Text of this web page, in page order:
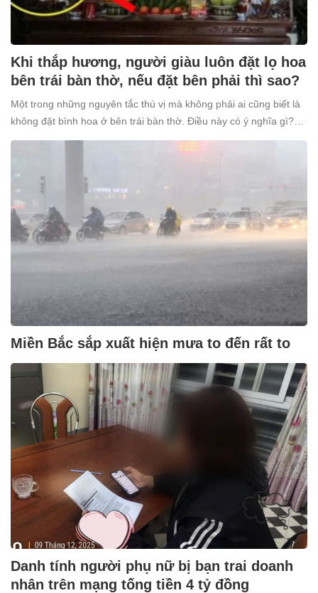
Khi thắp hương, người giàu luôn đặt lọ hoa
bên trái bàn thờ, nếu đặt bên phải thì sao?
Một trong những nguyên tắc thú vị mà không phải ai cũng biết là
không đặt bình hoa ở bên trái bàn thờ. Điều này có ý nghĩa gì?
Tại sao nhiều người giàu lại kiêng kỵ điều này?
Miền Bắc sắp xuất hiện mưa to đến rất to
Danh tính người phụ nữ bị bạn trai doanh
nhân trên mạng tống tiền 4 tỷ đồng